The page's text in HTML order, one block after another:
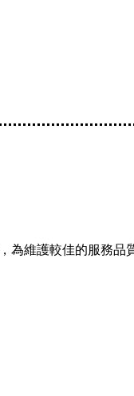
為維護較佳的服務品